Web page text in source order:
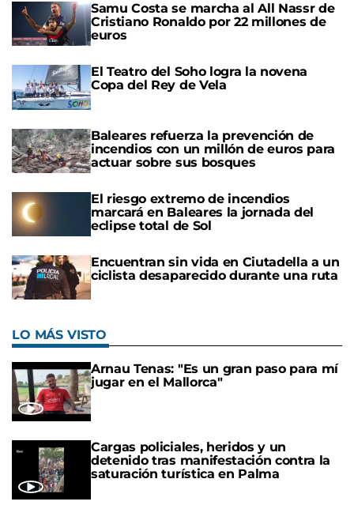
Samu Costa se marcha al All Nassr de
Cristiano Ronaldo por 22 millones de
euros
El Teatro del Soho logra la novena
Copa del Rey de Vela
Baleares refuerza la prevención de
incendios con un millón de euros para
actuar sobre sus bosques
El riesgo extremo de incendios
marcará en Baleares la jornada del
eclipse total de Sol
Encuentran sin vida en Ciutadella a un
ciclista desaparecido durante una ruta
LO MÁS VISTO
Arnau Tenas: "Es un gran paso para mí
jugar en el Mallorca"
Cargas policiales, heridos y un
detenido tras manifestación contra la
saturación turística en Palma